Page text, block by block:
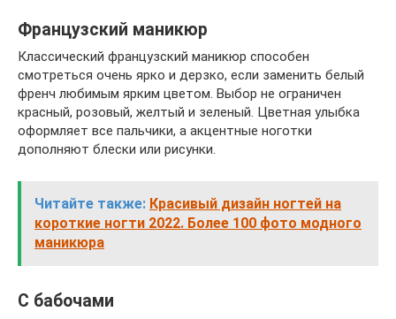
Французский маникюр
Классический французский маникюр способен
смотреться очень ярко и дерзко, если заменить белый
френч любимым ярким цветом. Выбор не ограничен
красный, розовый, желтый и зеленый. Цветная улыбка
оформляет все пальчики, а акцентные ноготки
дополняют блески или рисунки.
Читайте также: Красивый дизайн ногтей на
короткие ногти 2022. Более 100 фото модного
маникюра
С бабочами